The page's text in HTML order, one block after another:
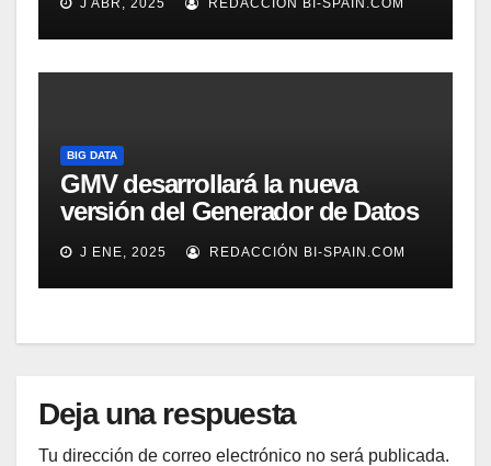
J ABR, 2025 REDACCIÓN BI-SPAIN.COM
BIG DATA
GMV desarrollará la nueva
versión del Generador de Datos
de Alta Precisión de Galileo
J ENE, 2025 REDACCIÓN BI-SPAIN.COM
Deja una respuesta
Tu dirección de correo electrónico no será publicada.